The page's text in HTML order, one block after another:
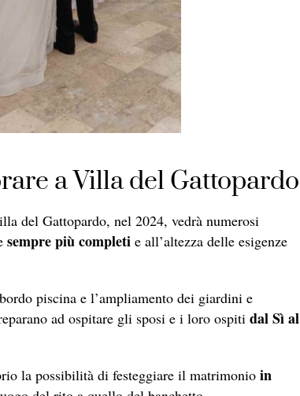
a Villa del Gattopardo
del Gattopardo, nel 2024, vedrà numerosi
sempre più completi e all’altezza delle esigenze
piscina e l’ampliamento dei giardini e
ad ospitare gli sposi e i loro ospiti dal Sì al
la possibilità di festeggiare il matrimonio in